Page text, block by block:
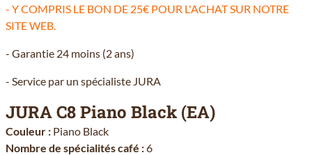
- Y COMPRIS LE BON DE 25€ POUR L'ACHAT SUR NOTRE
SITE WEB.
- Garantie 24 moins (2 ans)
- Service par un spécialiste JURA
JURA C8 Piano Black (EA)
Couleur : Piano Black
Nombre de spécialités café :6